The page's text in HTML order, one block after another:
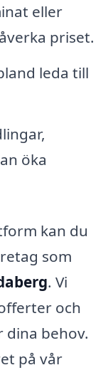
eller
priset.
leda till
öka
kan du
som
. Vi
och
dina behov.
på vår